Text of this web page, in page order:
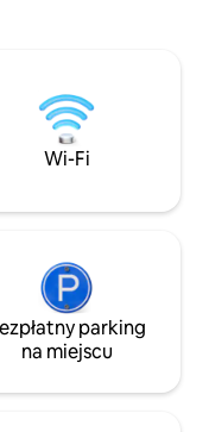
od
Christiansø i
Allinge. Super
pełnym 145 m2 i
spacerem
Wi-Fi
parking
na miejscu